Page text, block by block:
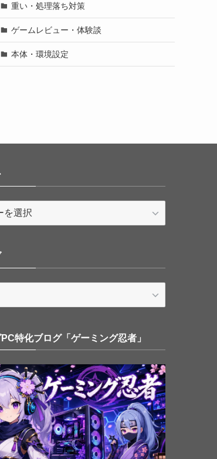
重い・処理落ち対策
ゲームレビュー・体験談
本体・環境設定
特化ブログ「ゲーミング忍者」